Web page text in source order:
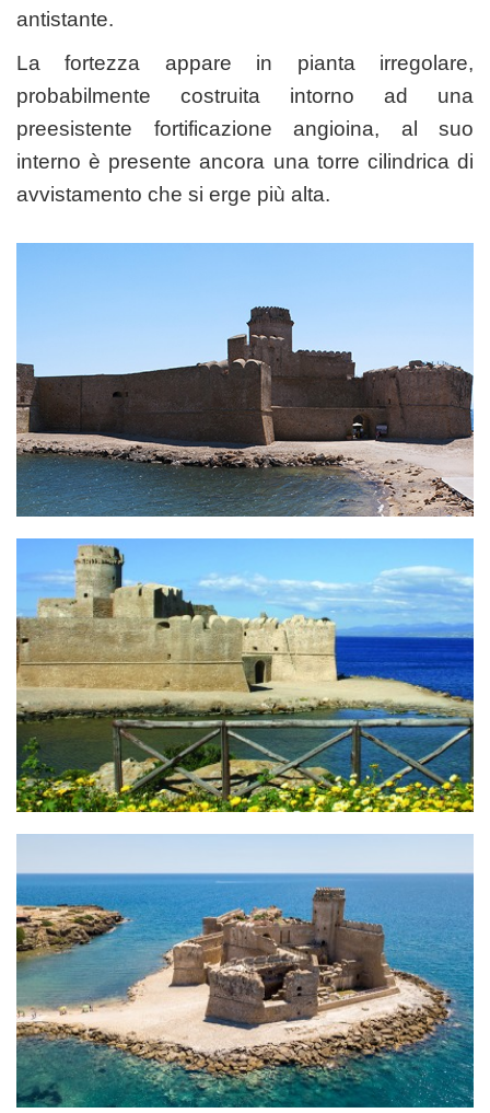
antistante.
La fortezza appare in pianta irregolare,
probabilmente costruita intorno ad una
preesistente fortificazione angioina, al suo
interno è presente ancora una torre cilindrica di
avvistamento che si erge più alta.